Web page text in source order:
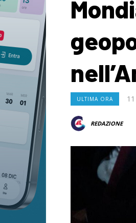
ULTIMA ORA
REDAZIONE